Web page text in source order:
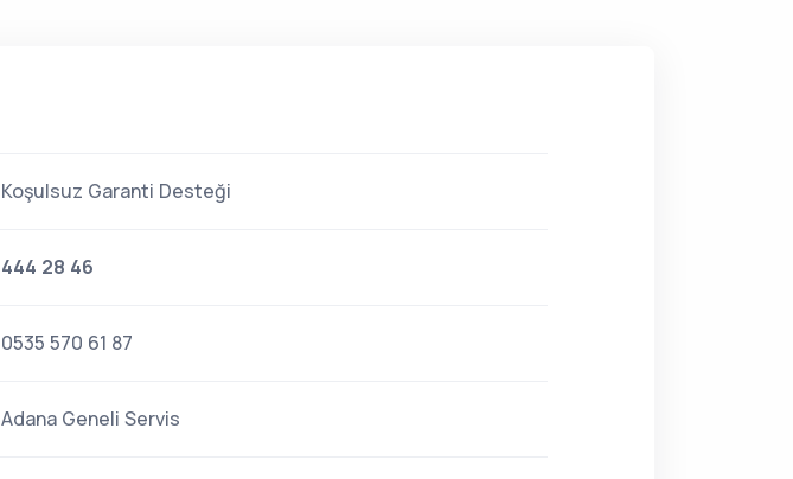
Koşulsuz Garanti Desteği
444 28 46
0535 570 61 87
Adana Geneli Servis